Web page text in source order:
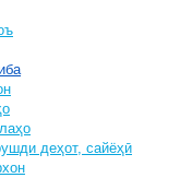
деҳот, сайёҳӣ